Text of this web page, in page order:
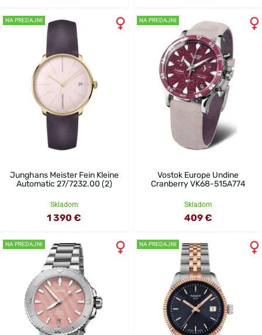
NA PREDAJNI
Junghans Meister Fein Kleine
Automatic 27/7232.00 (2)
Skladom
1 390 €
NA PREDAJNI
Vostok Europe Undine
Cranberry VK68-515A774
Skladom
409 €
NA PREDAJNI NA PREDAJNI